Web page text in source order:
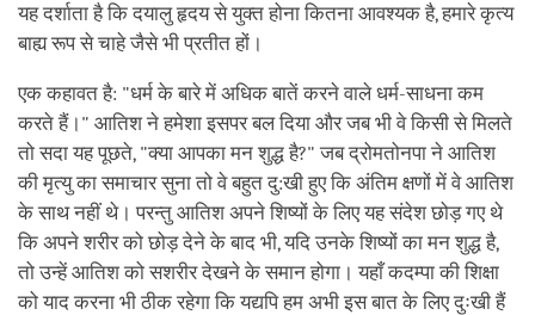
यह दर्शाता है कि दयालु हृदय से युक्त होना कितना आवश्यक है, हमारे कृत्य
बाह्य रूप से चाहे जैसे भी प्रतीत हों।
एक कहावत है: "धर्म के बारे में अधिक बातें करने वाले धर्म-साधना कम
करते हैं।" आतिश ने हमेशा इसपर बल दिया और जब भी वे किसी से मिलते
तो सदा यह पूछते, "क्या आपका मन शुद्ध है?" जब द्रोमतोनपा ने आतिश
की मृत्यु का समाचार सुना तो वे बहुत दु:खी हुए कि अंतिम क्षणों में वे आतिश
के साथ नहीं थे। परन्तु आतिश अपने शिष्यों के लिए यह संदेश छोड़ गए थे
कि अपने शरीर को छोड़ देने के बाद भी, यदि उनके शिष्यों का मन शुद्ध है,
तो उन्हें आतिश को सशरीर देखने के समान होगा। यहाँ कदम्पा की शिक्षा
को याद करना भी ठीक रहेगा कि यद्यपि हम अभी इस बात के लिए दुःखी हैं